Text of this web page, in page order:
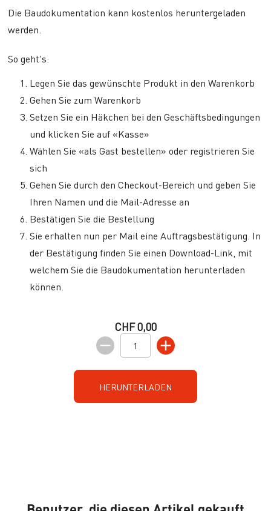
Die Baudokumentation kann kostenlos heruntergeladen
werden.
So geht's:
Legen Sie das gewünschte Produkt in den Warenkorb
Gehen Sie zum Warenkorb
Setzen Sie ein Häkchen bei den Geschäftsbedingungen
und klicken Sie auf «Kasse»
Wählen Sie «als Gast bestellen» oder registrieren Sie
sich
Gehen Sie durch den Checkout-Bereich und geben Sie
Ihren Namen und die Mail-Adresse an
Bestätigen Sie die Bestellung
Sie erhalten nun per Mail eine Auftragsbestätigung. In
der Bestätigung finden Sie einen Download-Link, mit
welchem Sie die Baudokumentation herunterladen
können.
CHF 0,00
HERUNTERLADEN